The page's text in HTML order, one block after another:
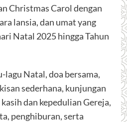
Christmas Carol dengan
lansia, dan umat yang
Natal 2025 hingga Tahun
Natal, doa bersama,
sederhana, kunjungan
dan kepedulian Gereja,
penghiburan, serta